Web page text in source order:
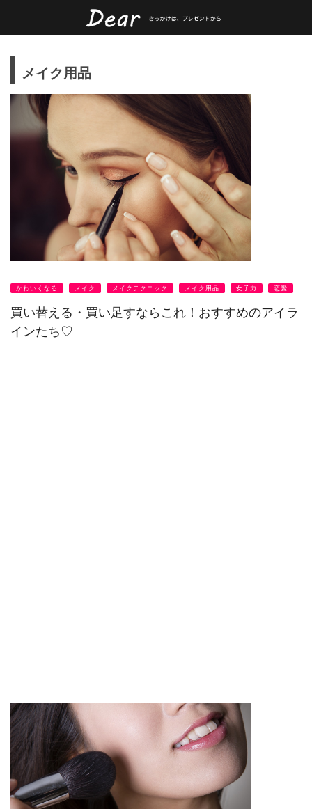
メイク用品
かわいくなる メイク メイクテクニック メイク用品 女子力 恋愛
買い替える・買い足すならこれ！おすすめのアイラ
インたち♡